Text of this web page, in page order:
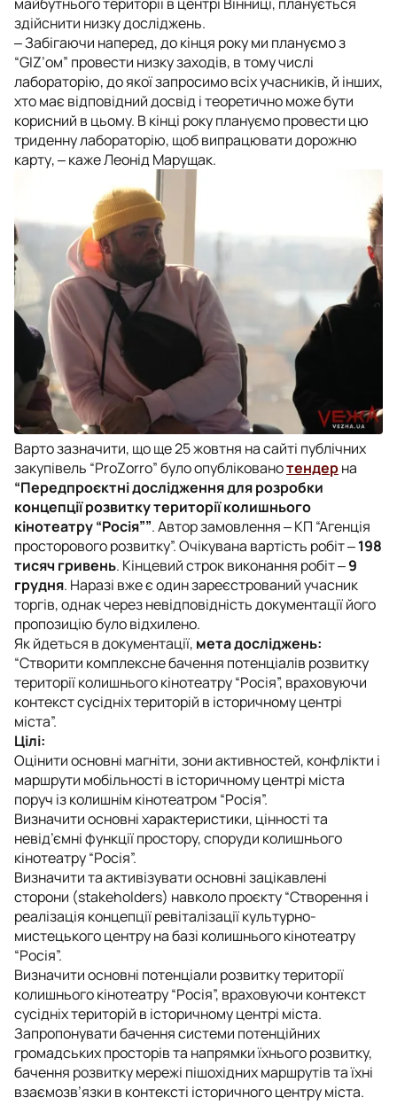
здійснити низку досліджень.
‒Забігаючи наперед, до кінця року ми плануємо з
“GIZ’ом” провести низку заходів, в тому числі
лабораторію, до якої запросимо всіх учасників, й інших,
хто має відповідний досвід і теоретично може бути
корисний в цьому. В кінці року плануємо провести цю
триденну лабораторію, щоб випрацювати дорожню
карту, ‒ каже Леонід Марущак.
Варто зазначити, що ще 25 жовтня на сайті публічних
закупівель “ProZorro” було опублікованотендерна
“Передпроєктні дослідження для розробки
концепції розвитку території колишнього
кінотеатру “Росія””. Автор замовлення ‒ КП “Агенція
просторового розвитку”. Очікувана вартість робіт ‒198
тисяч гривень. Кінцевий строк виконання робіт ‒9
грудня. Наразі вже є один зареєстрований учасник
торгів, однак через невідповідність документації його
пропозицію було відхилено.
Як йдеться в документації, мета досліджень:
“Створити комплексне бачення потенціалів розвитку
території колишнього кінотеатру “Росія”, враховуючи
контекст сусідніх територій в історичному центрі
міста”.
Цілі:
Оцінити основні магніти, зони активностей, конфлікти і
маршрути мобільності в історичному центрі міста
поруч із колишнім кінотеатром “Росія”.
Визначити основні характеристики, цінності та
невід’ємні функції простору, споруди колишнього
кінотеатру “Росія”.
Визначити та активізувати основні зацікавлені
сторони (stakeholders) навколо проєкту “Створення і
реалізація концепції ревіталізації культурно-
мистецького центру на базі колишнього кінотеатру
“Росія”.
Визначити основні потенціали розвитку території
колишнього кінотеатру “Росія”, враховуючи контекст
сусідніх територій в історичному центрі міста.
Запропонувати бачення системи потенційних
громадських просторів та напрямки їхнього розвитку,
бачення розвитку мережі пішохідних маршрутів та їхні
взаємозв’язки в контексті історичного центру міста.